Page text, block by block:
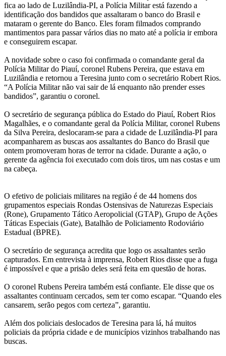
fica ao lado de Luzilândia-PI, a Polícia Militar está fazendo a
identificação dos bandidos que assaltaram o banco do Brasil e
mataram o gerente do Banco. Eles foram filmados comprando
mantimentos para passar vários dias no mato até a polícia ir embora
e conseguirem escapar.
A novidade sobre o caso foi confirmada o comandante geral da
Polícia Militar do Piauí, coronel Rubens Pereira, que estava em
Luzilândia e retornou a Teresina junto com o secretário Robert Rios.
“A Polícia Militar não vai sair de lá enquanto não prender esses
bandidos”, garantiu o coronel.
O secretário de segurança pública do Estado do Piauí, Robert Rios
Magalhães, e o comandante geral da Polícia Militar, coronel Rubens
da Silva Pereira, deslocaram-se para a cidade de Luzilândia-PI para
acompanharem as buscas aos assaltantes do Banco do Brasil que
ontem promoveram horas de terror na cidade. Durante a ação, o
gerente da agência foi executado com dois tiros, um nas costas e um
na cabeça.
O efetivo de policiais militares na região é de 44 homens dos
grupamentos especiais Rondas Ostensivas de Naturezas Especiais
(Rone), Grupamento Tático Aeropolicial (GTAP), Grupo de Ações
Táticas Especiais (Gate), Batalhão de Policiamento Rodoviário
Estadual (BPRE).
O secretário de segurança acredita que logo os assaltantes serão
capturados. Em entrevista à imprensa, Robert Rios disse que a fuga
é impossível e que a prisão deles será feita em questão de horas.
O coronel Rubens Pereira também está confiante. Ele disse que os
assaltantes continuam cercados, sem ter como escapar. “Quando eles
cansarem, serão pegos com certeza”, garantiu.
Além dos policiais deslocados de Teresina para lá, há muitos
policiais da própria cidade e de municípios vizinhos trabalhando nas
buscas.